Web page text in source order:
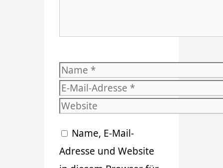
Name
E-
Mail-
Website
Name, E-Mail-
Adresse und Website